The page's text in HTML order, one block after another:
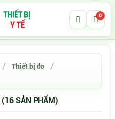
0
Thiết bị đo
(16 SẢN PHẨM)